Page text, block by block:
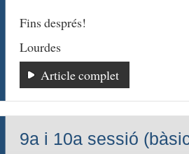
Fins després!
Lourdes
Article complet
9a i 10a sessió